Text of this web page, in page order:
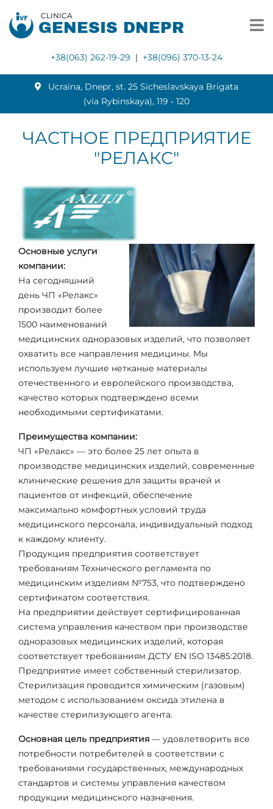
CLINICA
GENESIS DNEPR
+38(063) 262-19-29 | +38(096) 370-13-24
Ucraina, Dnepr, st. 25 Sicheslavskaya Brigata
(via Rybinskaya), 119 ‑ 120
ЧАСТНОЕ ПРЕДПРИЯТИЕ
"РЕЛАКС"
Основные услуги
компании:
На сегодняшний
день ЧП «Релакс»
производит более
1500 наименований
медицинских одноразовых изделий, что позволяет
охватить все направления медицины. Мы
используем лучшие нетканые материалы
отечественного и европейского производства,
качество которых подтверждено всеми
необходимыми сертификатами.
Преимущества компании:
ЧП «Релакс» — это более 25 лет опыта в
производстве медицинских изделий, современные
клинические решения для защиты врачей и
пациентов от инфекций, обеспечение
максимально комфортных условий труда
медицинского персонала, индивидуальный подход
к каждому клиенту.
Продукция предприятия соответствует
требованиям Технического регламента по
медицинским изделиям №753, что подтверждено
сертификатом соответствия.
На предприятии действует сертифицированная
система управления качеством при производстве
одноразовых медицинских изделий, которая
соответствует требованиям ДСТУ EN ISO 13485:2018.
Предприятие имеет собственный стерилизатор.
Стерилизация проводится химическим (газовым)
методом с использованием оксида этилена в
качестве стерилизующего агента.
Основная цель предприятия — удовлетворить все
потребности потребителей в соответствии с
требованиями государственных, международных
стандартов и системы управления качеством
продукции медицинского назначения.